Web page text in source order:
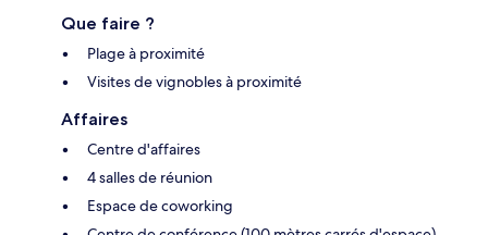
Que faire ?
Plage à proximité
Visites de vignobles à proximité
Affaires
Centre d'affaires
4 salles de réunion
Espace de coworking